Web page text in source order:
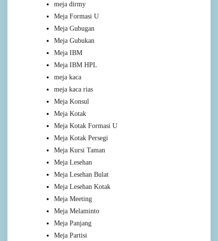
meja dirmy
Meja Formasi U
Meja Gubugan
Meja Gubukan
Meja IBM
Meja IBM HPL
meja kaca
meja kaca rias
Meja Konsul
Meja Kotak
Meja Kotak Formasi U
Meja Kotak Persegi
Meja Kursi Taman
Meja Lesehan
Meja Lesehan Bulat
Meja Lesehan Kotak
Meja Meeting
Meja Melaminto
Meja Panjang
Meja Partisi